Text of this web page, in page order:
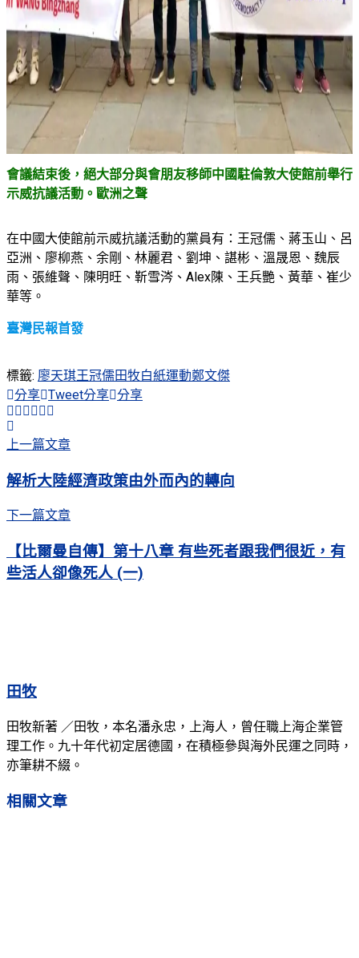
會議結束後，絕大部分與會朋友移師中國駐倫敦大使館前舉行
示威抗議活動。歐洲之聲
在中國大使館前示威抗議活動的黨員有：王冠儒、蔣玉山、呂
亞洲、廖柳燕、余剛、林麗君、劉坤、諶彬、溫晟恩、魏辰
雨、張維聲、陳明旺、靳雪涔、Alex陳、王兵艷、黃華、崔少
華等。
臺灣民報首發
標籤: 廖天琪王冠儒田牧白紙運動鄭文傑
分享 Tweet分享 分享
上一篇文章
解析大陸經濟政策由外而內的轉向
下一篇文章
【比爾曼自傳】第十八章 有些死者跟我們很近，有
些活人卻像死人 (一)
田牧
田牧新著 ／田牧，本名潘永忠，上海人，曾任職上海企業管
理工作。九十年代初定居德國，在積極參與海外民運之同時，
亦筆耕不綴。
相關文章